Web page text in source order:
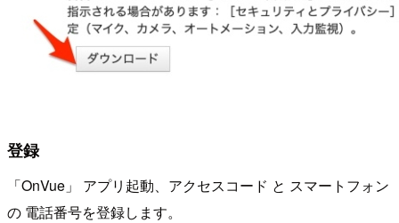
登録
「OnVue」 アプリ起動、アクセスコード と スマートフォン
の 電話番号を登録します。